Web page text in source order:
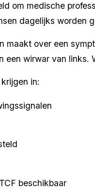
om medische
dagelijks worden
maakt over een
een wirwar van links.
in:
beschikbaar